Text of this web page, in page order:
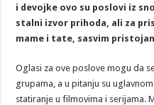
i devojke ovo su poslovi iz
stalni izvor prihoda, ali za
mame i tate, sasvim
Oglasi za ove poslove mogu da
grupama, a u pitanju su
statiranje u filmovima i serijama.